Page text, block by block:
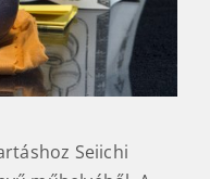
Seiichi